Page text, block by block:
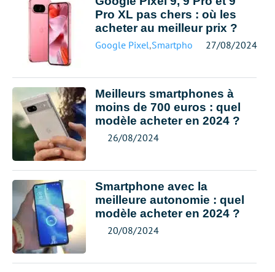
Pro XL pas chers : où les
acheter au meilleur prix ?
Google Pixel,Smartphone meilleur prix
27/08/2024
Meilleurs smartphones à
moins de 700 euros : quel
modèle acheter en 2024 ?
26/08/2024
Smartphone avec la
meilleure autonomie : quel
modèle acheter en 2024 ?
20/08/2024